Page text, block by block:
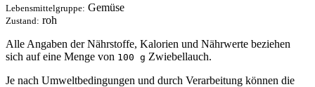
Lebensmittelgruppe: Gemüse
Zustand: roh
Alle Angaben der Nährstoffe, Kalorien und Nährwerte beziehen
sich auf eine Menge von 100 g Zwiebellauch.
Je nach Umweltbedingungen und durch Verarbeitung können die